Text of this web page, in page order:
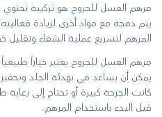
مرهم العسل للجروح هو تركيبة
يتم دمجه مع مواد أخرى لزيادة
المرهم لتسريع عملية الشفاء وتقليل
مرهم العسل للجروح يعتبر خياراً
يمكن أن يساعد في تهدئة الجلد
كانت الجرحة كبيرة أو تحتاج إلى
قبل البدء باستخدام المرهم.